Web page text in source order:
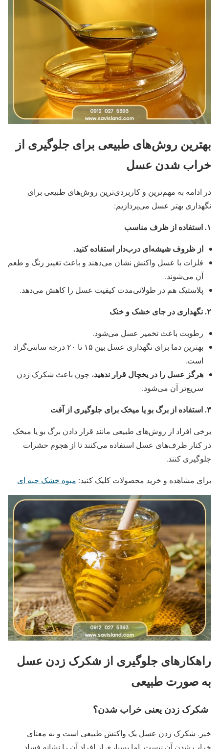
بهترین روش‌های طبیعی برای جلوگیری از
خراب شدن عسل
در ادامه به مهم‌ترین و کاربردی‌ترین روش‌های طبیعی برای
نگهداری بهتر عسل می‌پردازیم:
۱.استفاده از ظرف مناسب
از ظروف شیشه‌ای درب‌دار استفاده کنید.
فلزات با عسل واکنش نشان می‌دهند و باعث تغییر رنگ و طعم
آن می‌شوند.
پلاستیک هم در طولانی‌مدت کیفیت عسل را کاهش می‌دهد.
۲.نگهداری در جای خشک و خنک
رطوبت باعث تخمیر عسل می‌شود.
بهترین دما برای نگهداری عسل بین ۱۵ تا ۲۰ درجه سانتی‌گراد
است.
هرگز عسل را در یخچال قرار ندهید، چون باعث شکرک زدن
سریع‌تر آن می‌شود.
۳.استفاده از برگ بو یا میخک برای جلوگیری از آفت
برخی افراد از روش‌های طبیعی مانند قرار دادن برگ بو یا میخک
در کنار ظرف‌های عسل استفاده می‌کنند تا از هجوم حشرات
جلوگیری کنند.
برای مشاهده و خرید محصولات کلیک کنید: میوه خشک حبه ای
راهکارهای جلوگیری از شکرک زدن عسل
به صورت طبیعی
شکرک زدن یعنی خراب شدن؟
خیر. شکرک زدن عسل یک واکنش طبیعی است و به معنای
خراب شدن آن نیست. اما بسیاری از افراد آن را نشانه فساد